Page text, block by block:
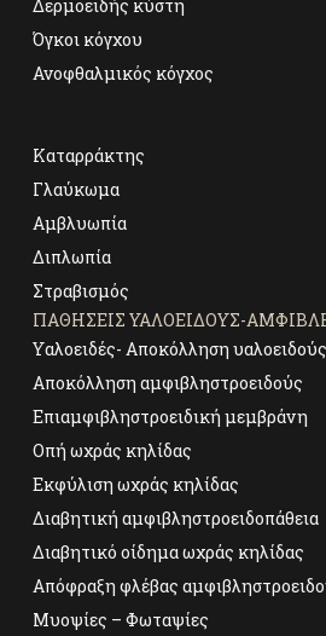
Δερμοειδής κύστη
Όγκοι κόγχου
Ανοφθαλμικός κόγχος
Καταρράκτης
Γλαύκωμα
Αμβλυωπία
Διπλωπία
Στραβισμός
ΠΑΘΉΣΕΙΣ ΥΑΛΟΕΙΔΟΎΣ-
Υαλοειδές- Αποκόλληση υαλοειδούς
Αποκόλληση αμφιβληστροειδούς
Επιαμφιβληστροειδική μεμβράνη
Οπή ωχράς κηλίδας
Εκφύλιση ωχράς κηλίδας
Διαβητική αμφιβληστροειδοπάθεια
Διαβητικό οίδημα ωχράς κηλίδας
Απόφραξη φλέβας
Μυοψίες – Φωταψίες